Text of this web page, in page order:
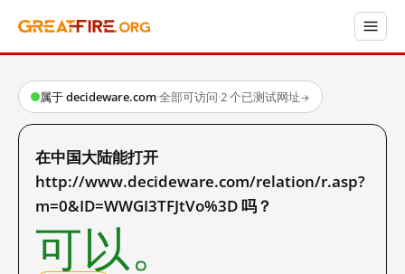
属于 decideware.com·全部可访问·2 个已测试网址→
在中国大陆能打开
http://www.decideware.com/relation/r.asp?
m=0&ID=WWGI3TFJtVo%3D 吗？
可以。